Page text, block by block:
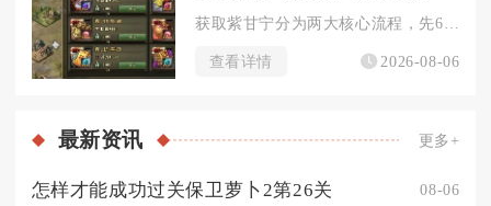
查看详情 2026-08-06
最新资讯 更多+
怎样才能成功过关保卫萝卜2第26关 08-06